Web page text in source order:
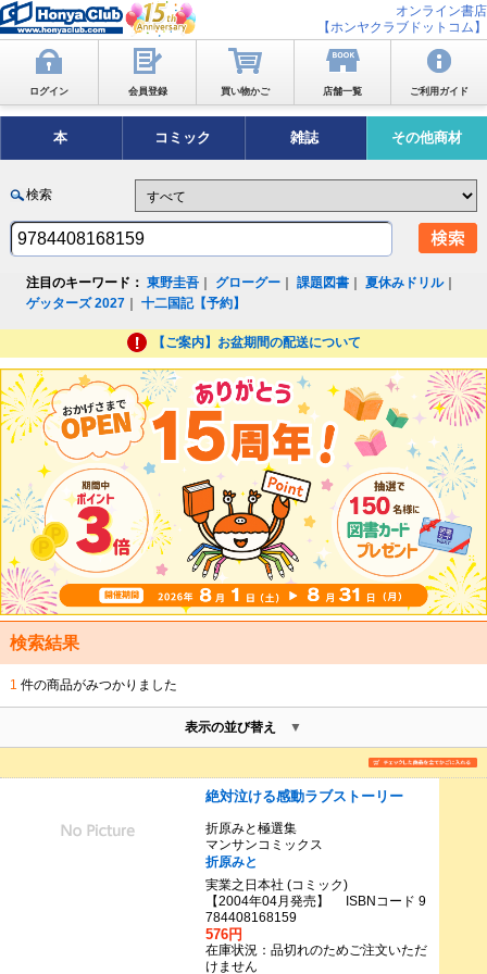
オンライン書店
【ホンヤクラブドットコム】
ログイン 会員登録 買い物かご 店舗一覧 ご利用ガイド
本 コミック 雑誌 その他商材
検索
注目のキーワード： 東野圭吾 グローグー ｜課題図書 ｜夏休みドリル｜
ゲッターズ 2027 ｜十二国記【予約】
【ご案内】お盆期間の配送について
検索結果
1 件の商品がみつかりました
表示の並び替え
絶対泣ける感動ラブストーリー
折原みと極選集
マンサンコミックス
折原みと
実業之日本社 (コミック)
【2004年04月発売】 ISBNコード 9
784408168159
576円
在庫状況：品切れのためご注文いただ
けません